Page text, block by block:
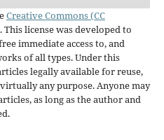
Creative Commons (CC
license was developed to
immediate access to, and
of all types. Under this
legally available for reuse,
any purpose. Anyone may
as long as the author and